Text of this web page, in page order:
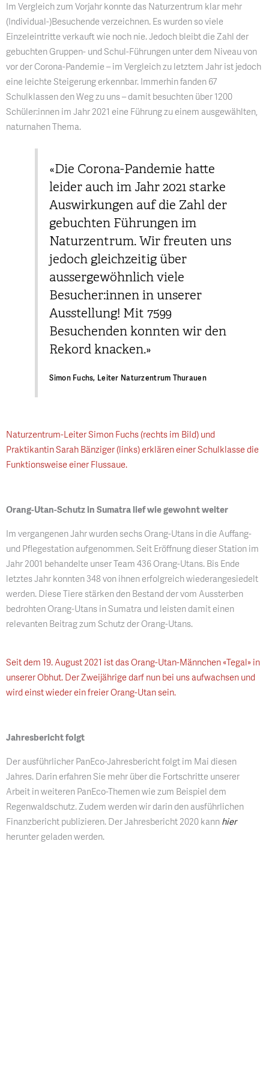
Im Vergleich zum Vorjahr konnte das Naturzentrum klar mehr
(Individual-)Besuchende verzeichnen. Es wurden so viele
Einzeleintritte verkauft wie noch nie. Jedoch bleibt die Zahl der
gebuchten Gruppen- und Schul-Führungen unter dem Niveau von
vor der Corona-Pandemie – im Vergleich zu letztem Jahr ist jedoch
eine leichte Steigerung erkennbar. Immerhin fanden 67
Schulklassen den Weg zu uns – damit besuchten über 1200
Schüler:innen im Jahr 2021 eine Führung zu einem ausgewählten,
naturnahen Thema.
«Die Corona-Pandemie hatte
leider auch im Jahr 2021 starke
Auswirkungen auf die Zahl der
gebuchten Führungen im
Naturzentrum. Wir freuten uns
jedoch gleichzeitig über
aussergewöhnlich viele
Besucher:innen in unserer
Ausstellung! Mit 7599
Besuchenden konnten wir den
Rekord knacken.»
Simon Fuchs, Leiter Naturzentrum Thurauen
Naturzentrum-Leiter Simon Fuchs (rechts im Bild) und
Praktikantin Sarah Bänziger (links) erklären einer Schulklasse die
Funktionsweise einer Flussaue.
Orang-Utan-Schutz in Sumatra lief wie gewohnt weiter
Im vergangenen Jahr wurden sechs Orang-Utans in die Auffang-
und Pflegestation aufgenommen. Seit Eröffnung dieser Station im
Jahr 2001 behandelte unser Team 436 Orang-Utans. Bis Ende
letztes Jahr konnten 348 von ihnen erfolgreich wiederangesiedelt
werden. Diese Tiere stärken den Bestand der vom Aussterben
bedrohten Orang-Utans in Sumatra und leisten damit einen
relevanten Beitrag zum Schutz der Orang-Utans.
Seit dem 19. August 2021 ist das Orang-Utan-Männchen «Tegal» in
unserer Obhut. Der Zweijährige darf nun bei uns aufwachsen und
wird einst wieder ein freier Orang-Utan sein.
Jahresbericht folgt
Der ausführlicher PanEco-Jahresbericht folgt im Mai diesen
Jahres. Darin erfahren Sie mehr über die Fortschritte unserer
Arbeit in weiteren PanEco-Themen wie zum Beispiel dem
Regenwaldschutz. Zudem werden wir darin den ausführlichen
Finanzbericht publizieren. Der Jahresbericht 2020 kann hier
herunter geladen werden.